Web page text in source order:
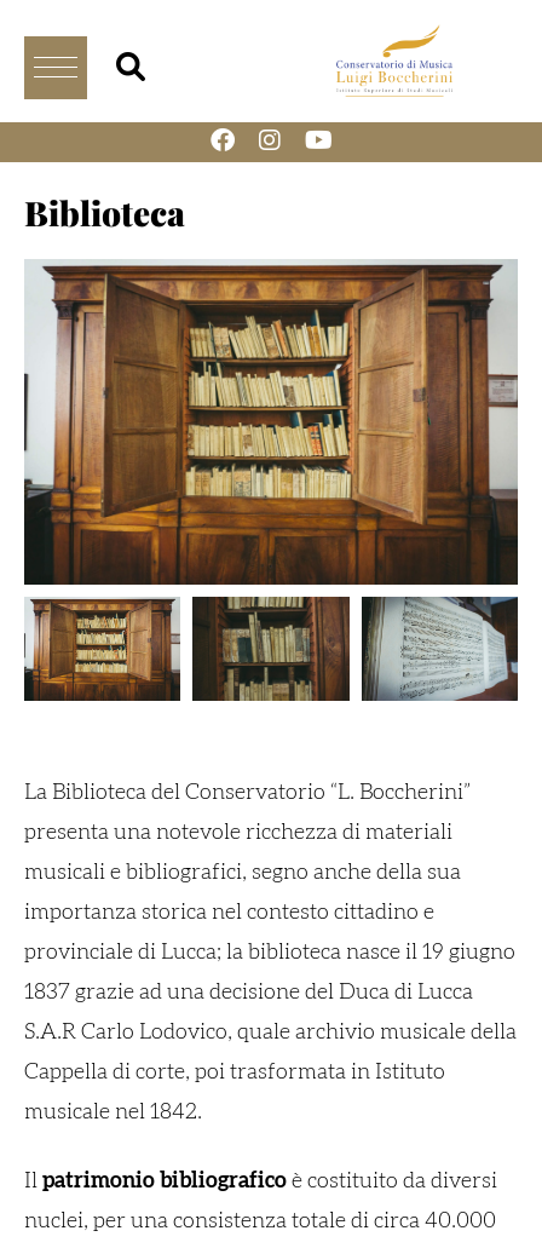
Biblioteca
La Biblioteca del Conservatorio “L. Boccherini”
presenta una notevole ricchezza di materiali
musicali e bibliografici, segno anche della sua
importanza storica nel contesto cittadino e
provinciale di Lucca; la biblioteca nasce il 19 giugno
1837 grazie ad una decisione del Duca di Lucca
S.A.R Carlo Lodovico, quale archivio musicale della
Cappella di corte, poi trasformata in Istituto
musicale nel 1842.
Il patrimonio bibliografico è costituito da diversi
nuclei, per una consistenza totale di circa 40.000